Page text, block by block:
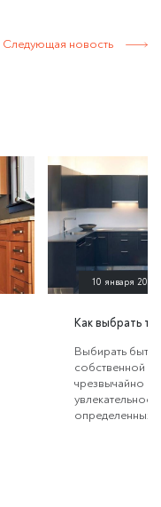
Следующая новость
10 января 2024
Как выбрать
Выбирать
собственной
чрезвычайно
определенных